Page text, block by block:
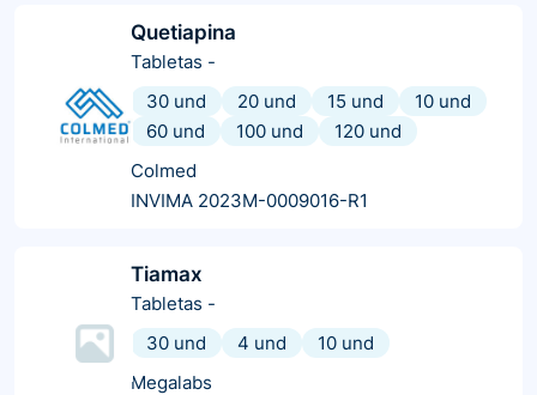
Quetiapina
Tabletas -
30 und
20 und 15 und
10 und
60 und
100 und
120 und
Colmed
INVIMA 2023M-0009016-R1
Tiamax
Tabletas -
30 und
4 und
10 und
Megalabs